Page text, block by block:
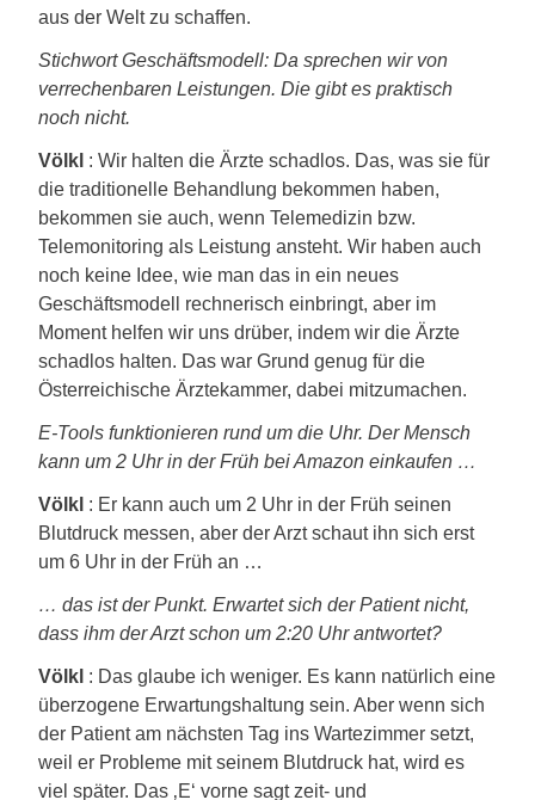
aus der Welt zu schaffen.
Stichwort Geschäftsmodell: Da sprechen wir von
verrechenbaren Leistungen. Die gibt es praktisch
noch nicht.
Völkl : Wir halten die Ärzte schadlos. Das, was sie für
die traditionelle Behandlung bekommen haben,
bekommen sie auch, wenn Telemedizin bzw.
Telemonitoring als Leistung ansteht. Wir haben auch
noch keine Idee, wie man das in ein neues
Geschäftsmodell rechnerisch einbringt, aber im
Moment helfen wir uns drüber, indem wir die Ärzte
schadlos halten. Das war Grund genug für die
Österreichische Ärztekammer, dabei mitzumachen.
E-Tools funktionieren rund um die Uhr. Der Mensch
kann um 2 Uhr in der Früh bei Amazon einkaufen …
Völkl : Er kann auch um 2 Uhr in der Früh seinen
Blutdruck messen, aber der Arzt schaut ihn sich erst
um 6 Uhr in der Früh an …
… das ist der Punkt. Erwartet sich der Patient nicht,
dass ihm der Arzt schon um 2:20 Uhr antwortet?
Völkl : Das glaube ich weniger. Es kann natürlich eine
überzogene Erwartungshaltung sein. Aber wenn sich
der Patient am nächsten Tag ins Wartezimmer setzt,
weil er Probleme mit seinem Blutdruck hat, wird es
viel später. Das ‚E‘ vorne sagt zeit- und